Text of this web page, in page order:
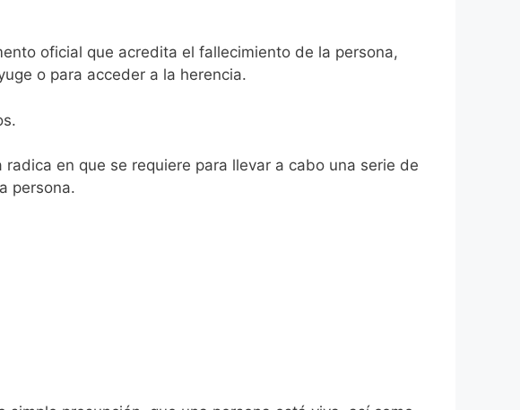
oficial que acredita el fallecimiento de la persona,
o para acceder a la herencia.
en que se requiere para llevar a cabo una serie de
persona.